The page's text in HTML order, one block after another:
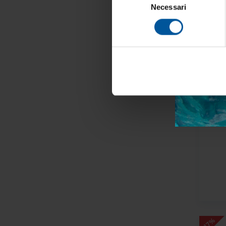
Necessari
- 30%